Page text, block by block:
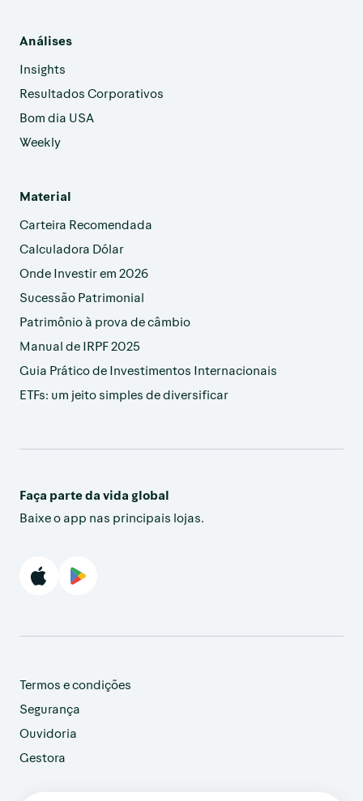
Análises
Insights
Resultados Corporativos
Bom dia USA
Weekly
Material
Carteira Recomendada
Calculadora Dólar
Onde Investir em 2026
Sucessão Patrimonial
Patrimônio à prova de câmbio
Manual de IRPF 2025
Guia Prático de Investimentos Internacionais
ETFs: um jeito simples de diversificar
Faça parte da vida global
Baixe o app nas principais lojas.
Termos e condições
Segurança
Ouvidoria
Gestora